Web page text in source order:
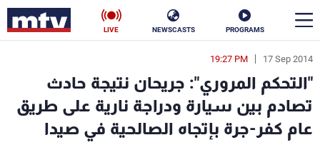
PROGRAMS
NEWSCASTS
LIVE
17 Sep 2014
19:27 PM
"التحكم المروري": جريحان نتيجة حادث
تصادم بين سيارة ودراجة نارية على طريق
عام كفر-جرة بإتجاه الصالحية في صيدا
en
الأخبار
سياسة ناس